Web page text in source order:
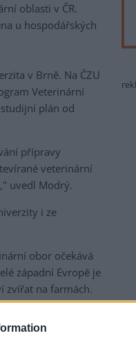
oblasti v ČR.
u hospodářských
v Brně. Na ČZU
Veterinární
plán od
přípravy
veterinární
uvedl Modrý.
i ze
obor očekává
západní Evropě je
zvířat na farmách.
se rozvíjející
v západních